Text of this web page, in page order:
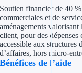
Soutien financier de 40
commerciales et de
aménagements
client, pour des
accessible aux structures
d’affaires, hors micro-
Bénéfices de l’aide